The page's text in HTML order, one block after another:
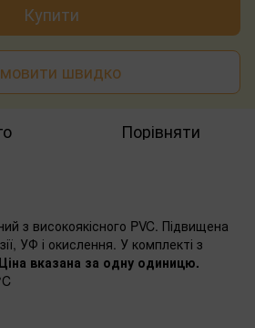
Купити
швидко
Порівняти
з високоякісного PVC. Підвищена
УФ і окислення. У комплекті з
Ціна вказана за одну одиницю.